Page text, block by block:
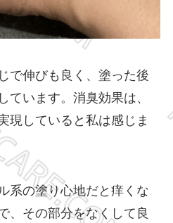
で伸びも良く、塗った後
ています。消臭効果は、
現していると私は感じま
系の塗り心地だと痒くな
、その部分をなくして良